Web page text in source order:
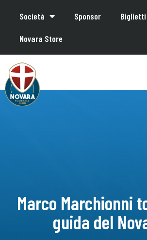
Società Sponsor Biglietti
Novara Store
Marco Marchionni
guida del